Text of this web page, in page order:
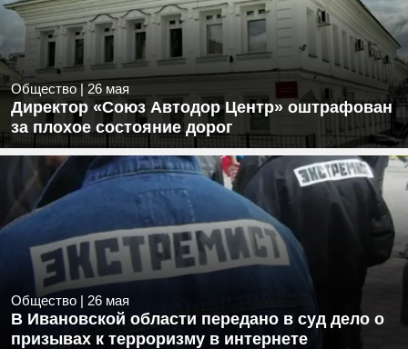
Общество | 26 мая
Директор «Союз Автодор Центр» оштрафован
за плохое состояние дорог
Общество | 26 мая
В Ивановской области передано в суд дело о
призывах к терроризму в интернете